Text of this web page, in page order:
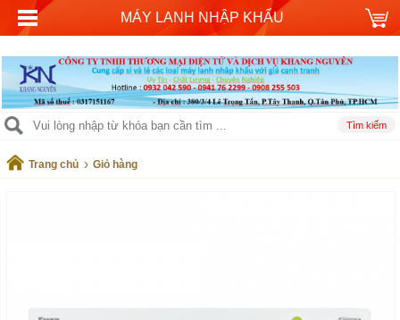
Trang chủ › Giỏ hàng
MÁY LANH NHẬP KHẨU